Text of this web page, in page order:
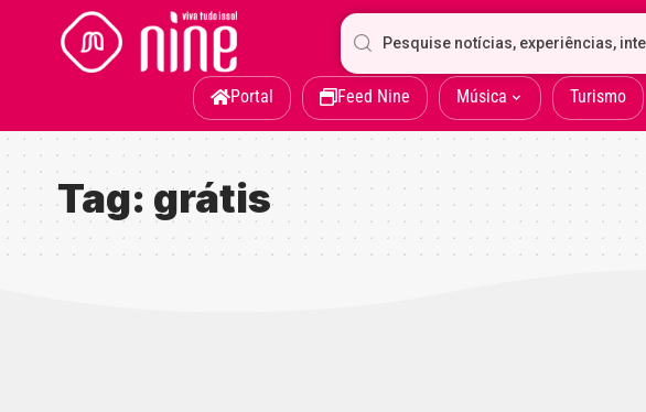
Portal Feed Nine Música Turismo
Tag: grátis